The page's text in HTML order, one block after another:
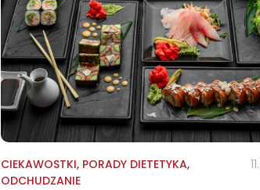
CIEKAWOSTKI, PORADY DIETETYKA,
ODCHUDZANIE